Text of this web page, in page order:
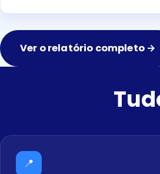
Ver o relatório completo →
📍